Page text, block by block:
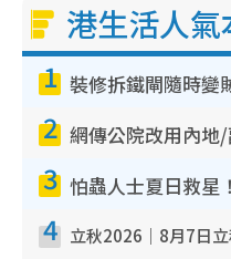
港生活人
1
2
3
4